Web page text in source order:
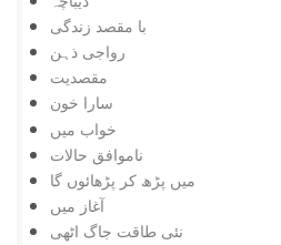
با مقصد زندگی
رواجی ذہن
مقصدیت
سارا خون
خواب میں
ناموافق حالات
میں پڑھ کر پڑھائوں گا
آغاز میں
نئی طاقت جاگ اٹھی